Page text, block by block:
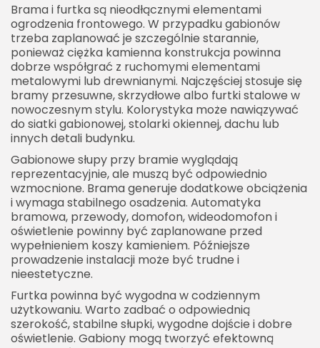
Brama i furtka są nieodłącznymi elementami
ogrodzenia frontowego. W przypadku gabionów
trzeba zaplanować je szczególnie starannie,
ponieważ ciężka kamienna konstrukcja powinna
dobrze współgrać z ruchomymi elementami
metalowymi lub drewnianymi. Najczęściej stosuje się
bramy przesuwne, skrzydłowe albo furtki stalowe w
nowoczesnym stylu. Kolorystyka może nawiązywać
do siatki gabionowej, stolarki okiennej, dachu lub
innych detali budynku.
Gabionowe słupy przy bramie wyglądają
reprezentacyjnie, ale muszą być odpowiednio
wzmocnione. Brama generuje dodatkowe obciążenia
i wymaga stabilnego osadzenia. Automatyka
bramowa, przewody, domofon, wideodomofon i
oświetlenie powinny być zaplanowane przed
wypełnieniem koszy kamieniem. Późniejsze
prowadzenie instalacji może być trudne i
nieestetyczne.
Furtka powinna być wygodna w codziennym
użytkowaniu. Warto zadbać o odpowiednią
szerokość, stabilne słupki, wygodne dojście i dobre
oświetlenie. Gabiony mogą tworzyć efektowną